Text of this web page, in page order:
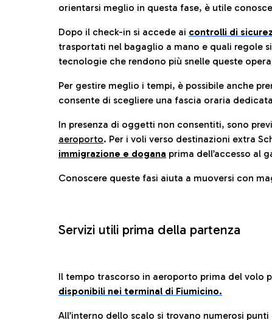
orientarsi meglio in questa fase, è utile
Dopo il check-in si accede ai controlli di
trasportati nel bagaglio a mano e quali regole
tecnologie che rendono più snelle queste
Per gestire meglio i tempi, è possibile anche
consente di scegliere una fascia oraria
In presenza di oggetti non consentiti, sono
aeroporto. Per i voli verso destinazioni extra
immigrazione e dogana prima dell’accesso al
Conoscere queste fasi aiuta a muoversi con
Servizi utili prima della partenza
Il tempo trascorso in aeroporto prima del volo
disponibili nei terminal di Fiumicino.
All’interno dello scalo si trovano numerosi